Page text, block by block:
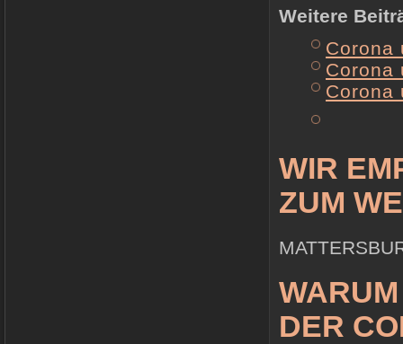
Weitere
Corona
Corona
Corona
WIR
ZUM
DER